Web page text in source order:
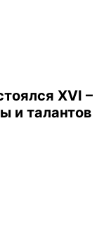
XVI –
и талантов